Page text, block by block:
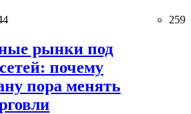
259
рынки под
почему
пора менять